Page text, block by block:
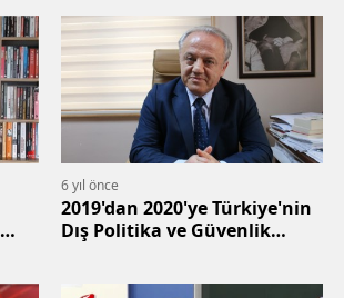
6 yıl önce
2019'dan 2020'ye Türkiye'nin
Dış Politika ve Güvenlik